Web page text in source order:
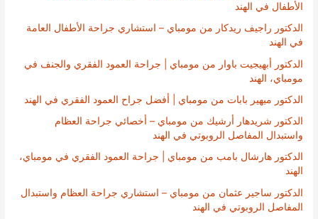
الأطفال في الهند
الدكتور راجيف ريدكار من مومباي – استشاري جراحة الأطفال العامة
في الهند
الدكتور أبهيجيت باوار من مومباي | جراحة العمود الفقري والجنف في
مومباي، الهند
الدكتور ميهير بابات من مومباي | أفضل جراح العمود الفقري في الهند
الدكتور شريدهار أرشيك من مومباي – أخصائي جراحة العظام
واستبدال المفاصل الروبوتي في الهند
الدكتور هارشال بامب من مومباي | جراحة العمود الفقري في مومباي،
الهند
الدكتور ساجير عثمان من مومباي – استشاري جراحة العظام واستبدال
المفاصل الروبوتي في الهند